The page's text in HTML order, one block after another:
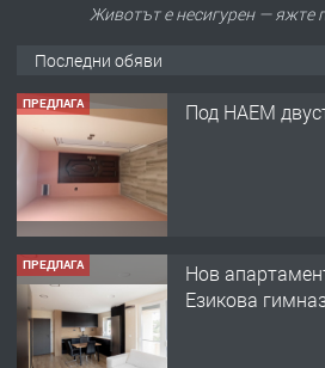
Животът е несигурен — яжте
Последни обяви
ПРЕДЛАГА Под НАЕМ
ПРЕДЛАГА
Нов
Езикова